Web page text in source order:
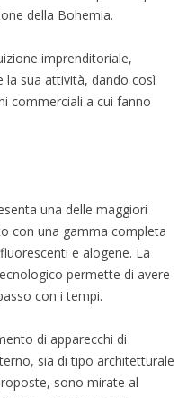
della Bohemia.
imprenditoriale,
la sua attività, dando così
commerciali a cui fanno
una delle maggiori
con una gamma completa
e alogene. La
permette di avere
con i tempi.
di apparecchi di
sia di tipo architetturale
sono mirate al